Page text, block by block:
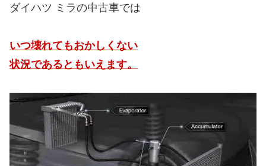
ダイハツ ミラの中古車では
いつ壊れてもおかしくない
状況であるともいえます。